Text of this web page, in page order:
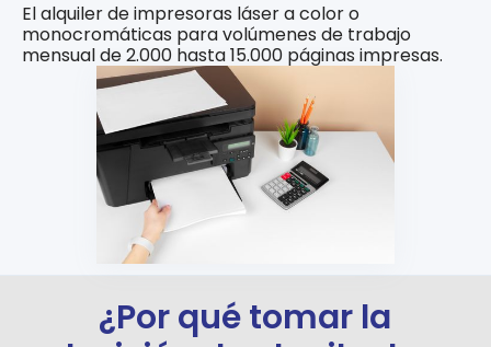
El alquiler de impresoras láser a color o
monocromáticas para volúmenes de trabajo
mensual de 2.000 hasta 15.000 páginas impresas.
¿Por qué tomar la